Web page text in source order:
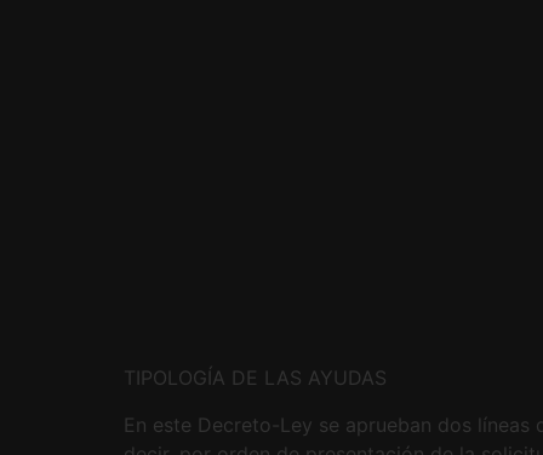
TIPOLOGÍA DE LAS AYUDAS
En este Decreto-Ley se aprueban dos